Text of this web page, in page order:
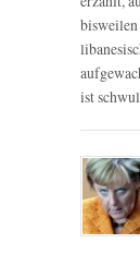
bisweilen
ist